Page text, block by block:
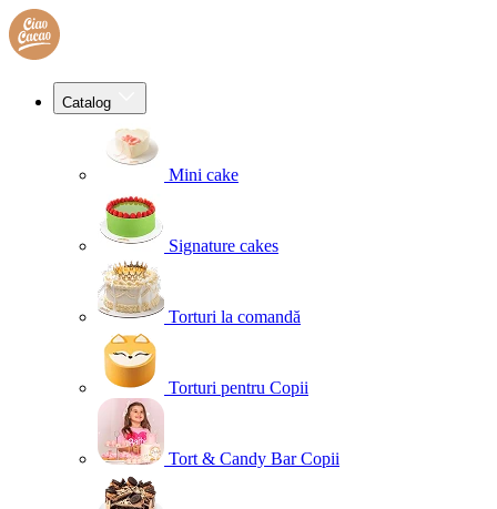
Catalog
Mini cake
Signature cakes
Torturi la comandă
Torturi pentru Copii
Tort & Candy Bar Copii